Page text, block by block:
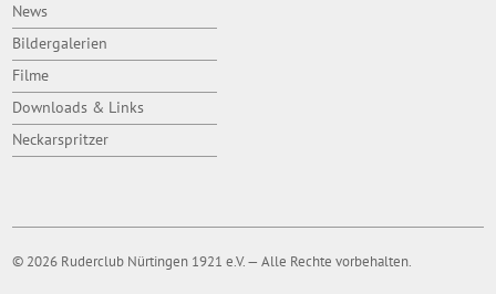
News
Bildergalerien
Filme
Downloads & Links
Neckarspritzer
© 2026 Ruderclub Nürtingen 1921 e.V. — Alle Rechte vorbehalten.